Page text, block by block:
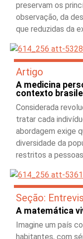
preservam os
observação, da
que reduzidas da
Artigo
A medicina
contexto
Considerada
tratar cada
abordagem exige
diversidade da
restritos a
Seção:
A matemática
Imagine um país
habitantes, com